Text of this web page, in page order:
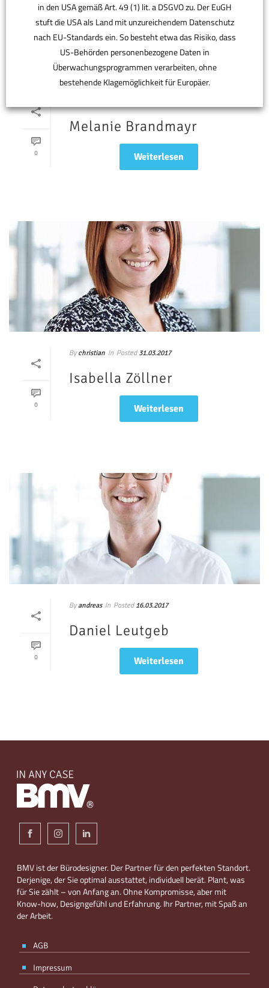
0
Melanie Brandmayr
Weiterlesen
0
By christian In Posted 31.03.2017
Isabella Zöllner
Weiterlesen
0
By andreas In Posted 16.03.2017
Daniel Leutgeb
Weiterlesen
BMV ist der Bürodesigner. Der Partner für den perfekten Standort.
Derjenige, der Sie optimal ausstattet, individuell berät. Plant, was
für Sie zählt – von Anfang an. Ohne Kompromisse, aber mit
Know-how, Designgefühl und Erfahrung. Ihr Partner, mit Spaß an
der Arbeit.
AGB
Impressum
in den USA gemäß Art. 49 (1) lit. a DSGVO zu. Der EuGH
stuft die USA als Land mit unzureichendem Datenschutz
nach EU-Standards ein. So besteht etwa das Risiko, dass
US-Behörden personenbezogene Daten in
Überwachungsprogrammen verarbeiten, ohne
bestehende Klagemöglichkeit für Europäer.
ANPASSEN AKZEPTIEREN